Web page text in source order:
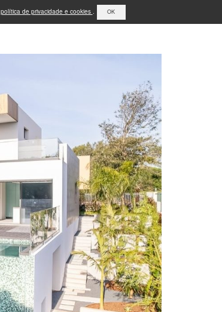
política de privacidade e cookies . OK